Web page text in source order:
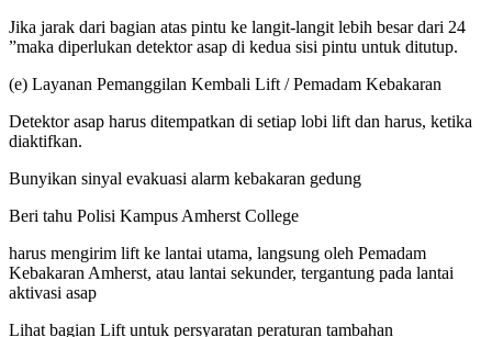
Jika jarak dari bagian atas pintu ke langit-langit lebih besar dari 24
”maka diperlukan detektor asap di kedua sisi pintu untuk ditutup.
(e) Layanan Pemanggilan Kembali Lift / Pemadam Kebakaran
Detektor asap harus ditempatkan di setiap lobi lift dan harus, ketika
diaktifkan.
Bunyikan sinyal evakuasi alarm kebakaran gedung
Beri tahu Polisi Kampus Amherst College
harus mengirim lift ke lantai utama, langsung oleh Pemadam
Kebakaran Amherst, atau lantai sekunder, tergantung pada lantai
aktivasi asap
Lihat bagian Lift untuk persyaratan peraturan tambahan